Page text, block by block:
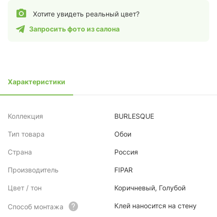
Хотите увидеть реальный цвет?
Запросить фото из салона
Характеристики
Коллекция BURLESQUE
Тип товара Обои
Страна Россия
Производитель FIPAR
Цвет / тон Коричневый, Голубой
Способ монтажа Клей наносится на стену